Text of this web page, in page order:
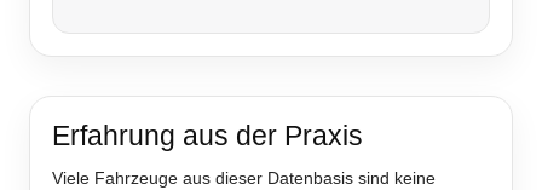
Erfahrung aus der Praxis
Viele Fahrzeuge aus dieser Datenbasis sind keine